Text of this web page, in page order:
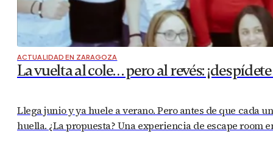
ACTUALIDAD EN ZARAGOZA
La vuelta al cole… pero al revés:
Llega junio y ya huele a verano. Pero antes de que cada
huella. ¿La propuesta? Una experiencia de escape room